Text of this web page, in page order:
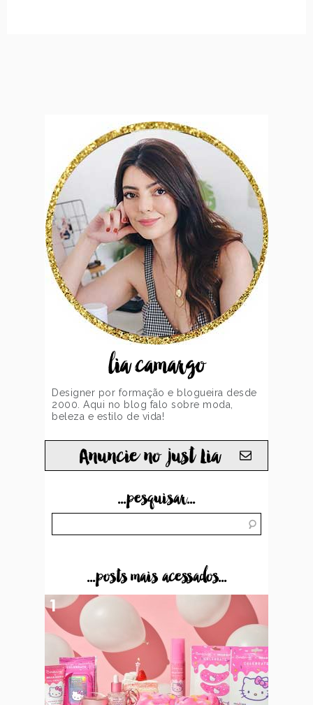
lia camargo
Designer por formação e blogueira desde
2000. Aqui no blog falo sobre moda,
beleza e estilo de vida!
Anuncie no just Lia
...pesquisar...
...posts mais acessados...
1